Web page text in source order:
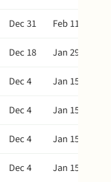
Dec 31
Feb 11
Dec 18
Jan 29
Dec 4
Jan 15
Dec 4
Jan 15
Dec 4
Jan 15
Dec 4 Jan 15